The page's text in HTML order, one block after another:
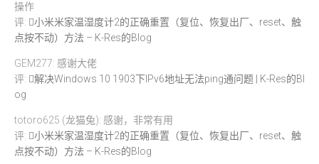
操作
评:
小米米家温湿度计2的正确重置（复位、恢复出厂、reset、触
点按不动）方法 – K-Res的Blog
GEM277: 感谢大佬
评:
解决Windows 10 1903下IPv6地址无法ping通问题 | K-Res的Bl
og
totoro625 (龙猫兔): 感谢，非常有用
评:
小米米家温湿度计2的正确重置（复位、恢复出厂、reset、触
点按不动）方法 – K-Res的Blog